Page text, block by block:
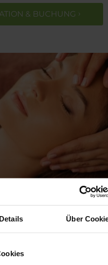
Details Über
& BUCHUNG